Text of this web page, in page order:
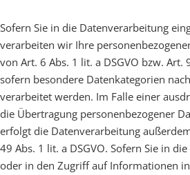
Sofern Sie in die Datenverarbeitung
verarbeiten wir Ihre
von Art. 6 Abs. 1 lit. a DSGVO bzw. Art.
sofern besondere Datenkategorien
verarbeitet werden. Im Falle einer
die Übertragung personenbezogener
erfolgt die Datenverarbeitung
49 Abs. 1 lit. a DSGVO. Sofern Sie in
oder in den Zugriff auf Informationen